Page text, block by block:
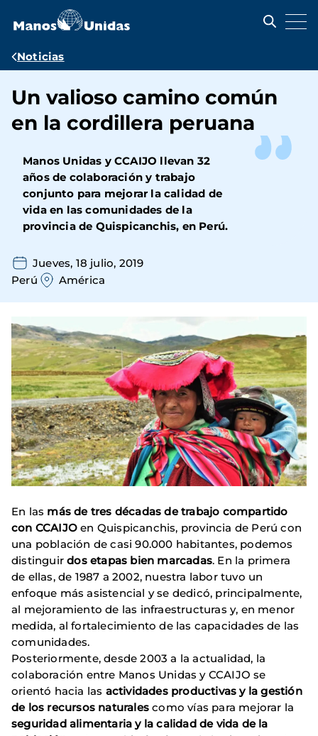
contenido
Ruta
navegación
Noticias
Un valioso camino común
en la cordillera peruana
Manos Unidas y CCAIJO llevan 32
años de colaboración y trabajo
conjunto para mejorar la calidad de
vida en las comunidades de la
provincia de Quispicanchis, en Perú.
Jueves, 18 julio, 2019
Perú
América
En las más de tres décadas de trabajo compartido
con CCAIJO en Quispicanchis, provincia de Perú con
una población de casi 90.000 habitantes, podemos
distinguirdos etapas bien marcadas. En la primera
de ellas, de 1987 a 2002, nuestra labor tuvo un
enfoque más asistencial y se dedicó, principalmente,
al mejoramiento de las infraestructuras y, en menor
medida, al fortalecimiento de las capacidades de las
comunidades.
Posteriormente, desde 2003 a la actualidad, la
colaboración entre Manos Unidas y CCAIJO se
orientó hacia las actividades productivas y la gestión
de los recursos naturalescomo vías para mejorar la
seguridad alimentaria y la calidad de vida de la